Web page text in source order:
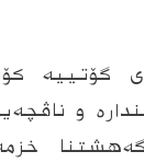
گۆتییه‌
و